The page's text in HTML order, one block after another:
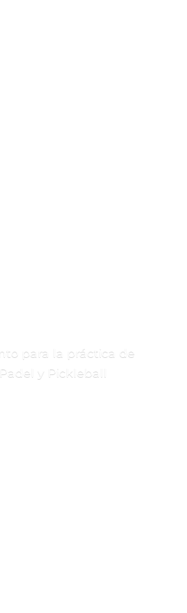
para la práctica de
y Pickleball